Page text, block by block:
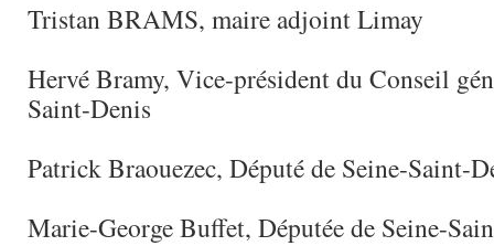
Tristan BRAMS, maire adjoint Limay
Hervé Bramy, Vice-président du Conseil
Saint-Denis
Patrick Braouezec, Député de Seine-Saint-
Marie-George Buffet, Députée de Seine-